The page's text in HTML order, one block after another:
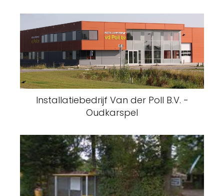
Installatiebedrijf Van der Poll B.V. -
Oudkarspel